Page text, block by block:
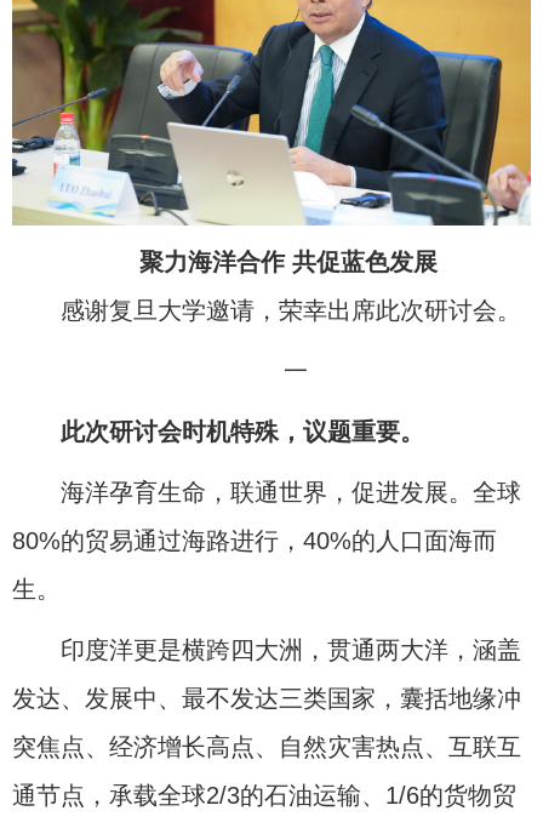
聚力海洋合作 共促蓝色发展
感谢复旦大学邀请，荣幸出席此次研讨会。
一
此次研讨会时机特殊，议题重要。
海洋孕育生命，联通世界，促进发展。全球
80%的贸易通过海路进行，40%的人口面海而
生。
印度洋更是横跨四大洲，贯通两大洋，涵盖
发达、发展中、最不发达三类国家，囊括地缘冲
突焦点、经济增长高点、自然灾害热点、互联互
通节点，承载全球2/3的石油运输、1/6的货物贸